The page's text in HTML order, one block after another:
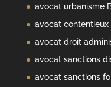
avocat urbanisme
avocat
avocat droit
avocat sanctions
avocat sanctions